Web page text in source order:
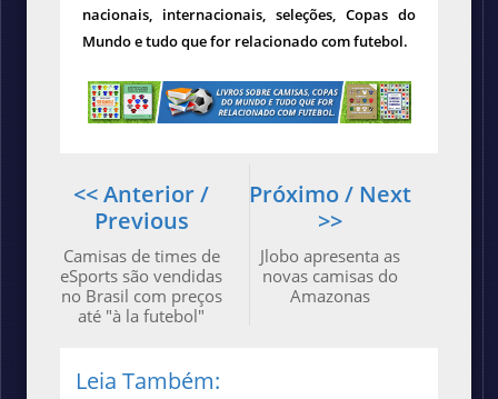
nacionais, internacionais, seleções, Copas do
Mundo e tudo que for relacionado com futebol.
Próximo / Next
>>
Jlobo apresenta as
novas camisas do
Amazonas
<< Anterior /
Previous
Camisas de times de
eSports são vendidas
no Brasil com preços
até "à la futebol"
Leia Também: